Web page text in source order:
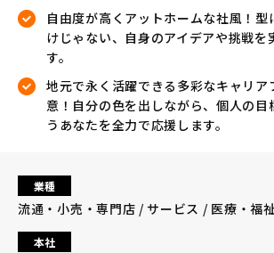
自由度が高くアットホームな社風！型
けじゃない、自身のアイデアや挑戦を
す。
地元で永く活躍できる多彩なキャリア
意！自分の色を出しながら、個人の目
うあなたを全力で応援します。
業種
流通・小売・専門店 / サービス / 医療・福
本社